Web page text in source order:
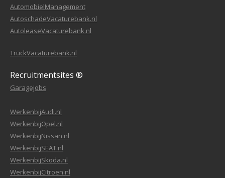
AutomobielManagement
AutoschadeVacaturebank.nl
AutoleaseVacaturebank.nl
TruckVacaturebank.nl
Recruitmentsites ®
Garagejobs
WerkenbijAudi.nl
WerkenbijOpel.nl
WerkenbijNissan.nl
WerkenbijSEAT.nl
WerkenbijSkoda.nl
WerkenbijCitroen.nl